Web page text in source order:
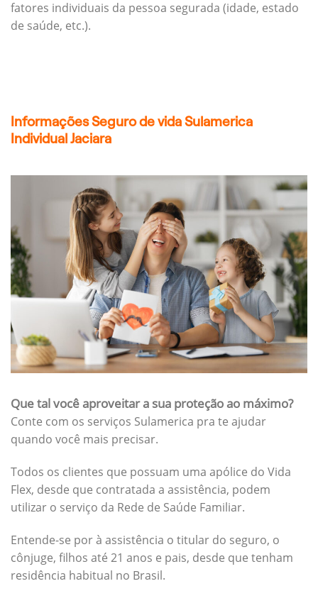
fatores individuais da pessoa segurada (idade, estado
de saúde, etc.).
Informações Seguro de vida Sulamerica
Individual Jaciara
Que tal você aproveitar a sua proteção ao máximo?
Conte com os serviços Sulamerica pra te ajudar
quando você mais precisar.
Todos os clientes que possuam uma apólice do Vida
Flex, desde que contratada a assistência, podem
utilizar o serviço da Rede de Saúde Familiar.
Entende-se por à assistência o titular do seguro, o
cônjuge, filhos até 21 anos e pais, desde que tenham
residência habitual no Brasil.